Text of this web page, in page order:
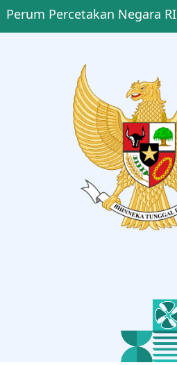
Perum Percetakan Negara RI